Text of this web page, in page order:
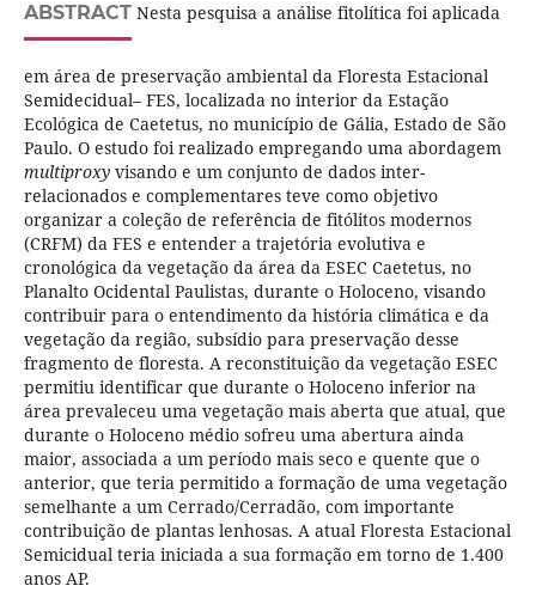
ABSTRACTNesta pesquisa a análise fitolítica foi aplicada
em área de preservação ambiental da Floresta Estacional
Semidecidual– FES, localizada no interior da Estação
Ecológica de Caetetus, no município de Gália, Estado de São
Paulo. O estudo foi realizado empregando uma abordagem
multiproxyvisando e um conjunto de dados inter-
relacionados e complementares teve como objetivo
organizar a coleção de referência de fitólitos modernos
(CRFM) da FES e entender a trajetória evolutiva e
cronológica da vegetação da área da ESEC Caetetus, no
Planalto Ocidental Paulistas, durante o Holoceno, visando
contribuir para o entendimento da história climática e da
vegetação da região, subsídio para preservação desse
fragmento de floresta. A reconstituição da vegetação ESEC
permitiu identificar que durante o Holoceno inferior na
área prevaleceu uma vegetação mais aberta que atual, que
durante o Holoceno médio sofreu uma abertura ainda
maior, associada a um período mais seco e quente que o
anterior, que teria permitido a formação de uma vegetação
semelhante a um Cerrado/Cerradão, com importante
contribuição de plantas lenhosas. A atual Floresta Estacional
Semicidual teria iniciada a sua formação em torno de 1.400
anos AP.